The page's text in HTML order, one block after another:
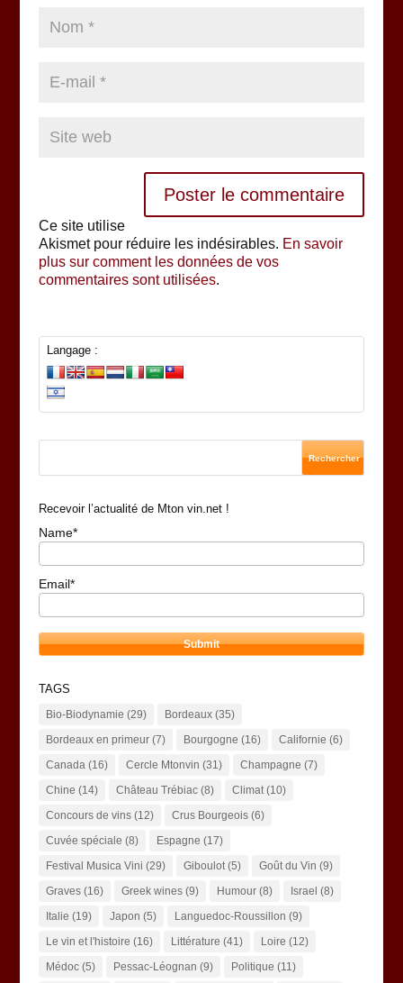
Ce site utilise
Akismet pour réduire les indésirables. En savoir
plus sur comment les données de vos
commentaires sont utilisées.
Langage :
Recevoir l’actualité de Mton vin.net !
Name*
Email*
TAGS
Bio-Biodynamie (29) Bordeaux(35)
Bordeaux en primeur(7) Bourgogne (16) Californie (6)
Canada (16) Cercle Mtonvin (31) Champagne (7)
Chine (14) Château Trébiac(8) Climat(10)
Concours de vins(12) Crus Bourgeois(6)
Cuvée spéciale (8) Espagne (17)
Festival Musica Vini (29) Giboulot(5) Goût du Vin (9)
Graves(16) Greek wines(9) Humour(8) Israel (8)
Italie (19) Japon (5) Languedoc-Roussillon (9)
Le vin et l'histoire (16) Littérature (41) Loire (12)
Médoc(5) Pessac-Léognan (9) Politique (11)